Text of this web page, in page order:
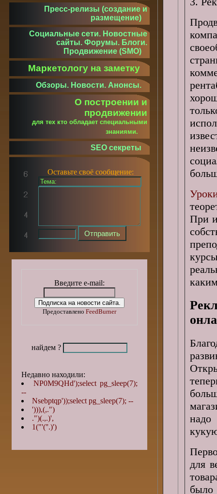
При
надо
для
было
Пресс-релизы (создание и
размещение)
Социальные сети. Новостные
сайты. Форумы. Блоги.
Продвижение (SMO)
Маркетологу на заметку
Обзоры. Новости. Анонсы.
О построении и
продвижении
для тех кто обладает специальными
знаниями.
SEO секреты
Оставьте своё сообщение:
Введите e-mail:
Предоставлено FeedBurner
найдем ?
Недавно находили:
NP0M9QHd');select pg_sleep(7);
--
Nsebptqp'));select pg_sleep(7); --
'))),(,.")
.")(.,.)',
1("'(''.)')